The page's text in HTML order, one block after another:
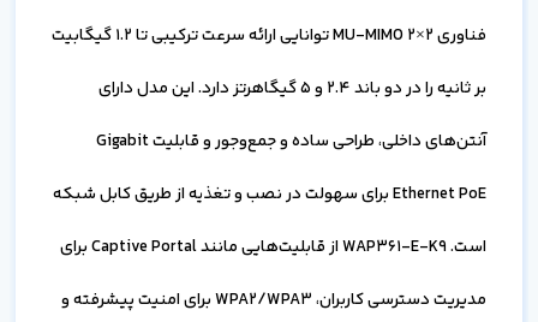
فناوری 2×2 MU-MIMO توانایی ارائه سرعت ترکیبی تا 1.2 گیگابیت
بر ثانیه را در دو باند 2.4 و 5 گیگاهرتز دارد. این مدل دارای
آنتن‌های داخلی، طراحی ساده و جمع‌وجور و قابلیت Gigabit
Ethernet PoE برای سهولت در نصب و تغذیه از طریق کابل شبکه
است. WAP361-E-K9 از قابلیت‌هایی مانند Captive Portal برای
مدیریت دسترسی کاربران، WPA2/WPA3 برای امنیت پیشرفته و